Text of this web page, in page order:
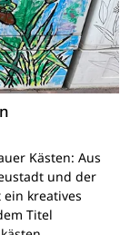
Kästen: Aus
und der
kreatives
Titel